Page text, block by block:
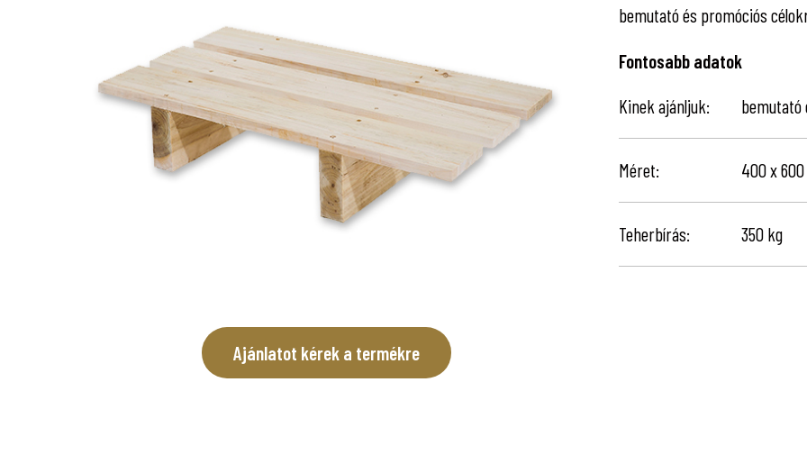
Ajánlatot kérek a termékre
bemutató és promóciós
Fontosabb adatok
Kinek ajánljuk:
bemutató
Méret: 400 x
Teherbírás: 350 kg